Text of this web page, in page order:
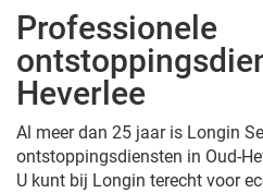
Professionele
Heverlee
Al meer dan 25 jaar is Longin
ontstoppingsdiensten in Oud-
U kunt bij Longin terecht voor